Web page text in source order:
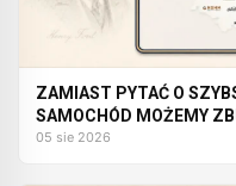
ZAMIAST PYTAĆ O
SAMOCHÓD MOŻEMY
05 sie 2026